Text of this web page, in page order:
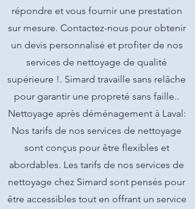
répondre et vous fournir une prestation
sur mesure. Contactez-nous pour obtenir
un devis personnalisé et profiter de nos
services de nettoyage de qualité
supérieure !. Simard travaille sans relâche
pour garantir une propreté sans faille..
Nettoyage après déménagement à Laval:
Nos tarifs de nos services de nettoyage
sont conçus pour être flexibles et
abordables. Les tarifs de nos services de
nettoyage chez Simard sont pensés pour
être accessibles tout en offrant un service